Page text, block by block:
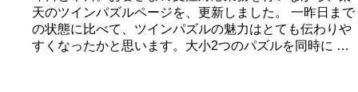
天のツインパズルページを、更新しました。 一昨日まで
の状態に比べて、ツインパズルの魅力はとても伝わりや
すくなったかと思います。大小2つのパズルを同時に …